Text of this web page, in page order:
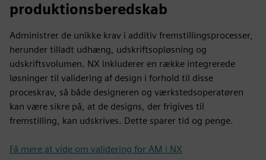
produktionsberedskab
Administrer de unikke krav i additiv fremstillingsprocesser,
herunder tilladt udhæng, udskriftsopløsning og
udskriftsvolumen. NX inkluderer en række integrerede
løsninger til validering af design i forhold til disse
proceskrav, så både designeren og værkstedsoperatøren
kan være sikre på, at de designs, der frigives til
fremstilling, kan udskrives. Dette sparer tid og penge.
Få mere at vide om validering for AM i NX